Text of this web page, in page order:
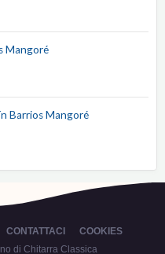
Mangoré
Barrios Mangoré
CONTATTACI
COOKIES
di Chitarra Classica